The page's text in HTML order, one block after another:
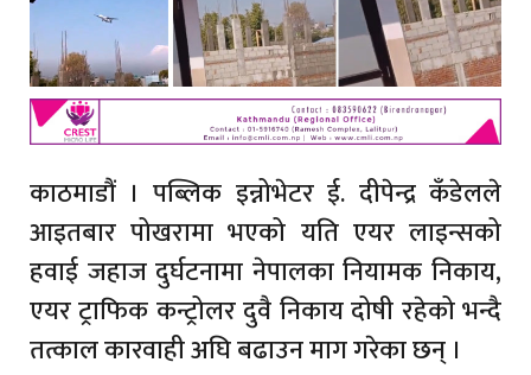
काठमाडौं । पब्लिक इन्नोभेटर ई. दीपेन्द्र कँडेलले
आइतबार पोखरामा भएको यति एयर लाइन्सको
हवाई जहाज दुर्घटनामा नेपालका नियामक निकाय,
एयर ट्राफिक कन्ट्रोलर दुवै निकाय दोषी रहेको भन्दै
तत्काल कारवाही अघि बढाउन माग गरेका छन् ।